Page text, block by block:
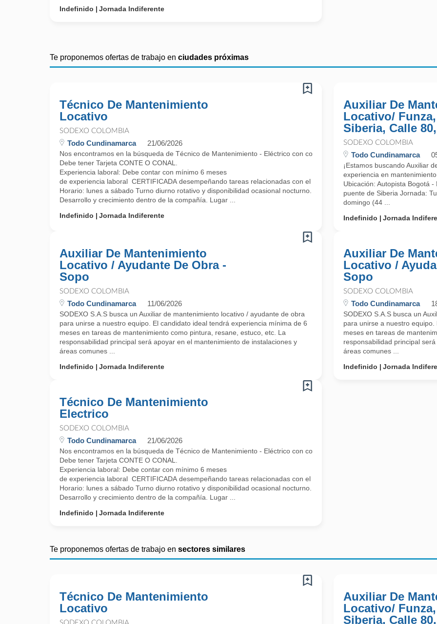
Indefinido
Jornada Indiferente
Te proponemos ofertas de trabajo en ciudades próximas
Técnico De Mantenimiento
Locativo
SODEXO COLOMBIA
Todo Cundinamarca 21/06/2026
Nos encontramos en la búsqueda de Técnico de Mantenimiento - Eléctrico con conocimiento los arreglos locativos.
Debe tener Tarjeta CONTE O CONAL.
Experiencia laboral: Debe contar con mínimo 6 meses
de experiencia laboral CERTIFICADA desempeñando tareas relacionadas con el cargo Electrico y locativo (cableado
Horario: lunes a sábado Turno diurno rotativo y disponibilidad ocasional nocturno.
Desarrollo y crecimiento dentro de la compañía. Lugar ...
Indefinido
Jornada Indiferente
Auxiliar De
Locativo/
Siberia, Calle
SODEXO COLOMBIA
Todo Cundinamarca
¡Estamos buscando Auxiliar
experiencia en
Ubicación: Autopista Bogotá
puente de Siberia Jornada:
domingo (44 ...
Indefinido
Jornada
Auxiliar De Mantenimiento
Locativo / Ayudante De Obra -
Sopo
SODEXO COLOMBIA
Todo Cundinamarca 11/06/2026
SODEXO S.A.S busca un Auxiliar de mantenimiento locativo / ayudante de obra
para unirse a nuestro equipo. El candidato ideal tendrá experiencia mínima de 6
meses en tareas de mantenimiento como pintura, resane, estuco, etc. La
responsabilidad principal será apoyar en el mantenimiento de instalaciones y
áreas comunes ...
Indefinido
Jornada Indiferente
Auxiliar De
Locativo /
Sopo
SODEXO COLOMBIA
Todo Cundinamarca
SODEXO S.A.S busca un
para unirse a nuestro
meses en tareas de
responsabilidad principal
áreas comunes ...
Indefinido
Jornada
Técnico De Mantenimiento
Electrico
SODEXO COLOMBIA
Todo Cundinamarca 21/06/2026
Nos encontramos en la búsqueda de Técnico de Mantenimiento - Eléctrico con conocimiento los arreglos locativos.
Debe tener Tarjeta CONTE O CONAL.
Experiencia laboral: Debe contar con mínimo 6 meses
de experiencia laboral CERTIFICADA desempeñando tareas relacionadas con el cargo Electrico y locativo (cableado
Horario: lunes a sábado Turno diurno rotativo y disponibilidad ocasional nocturno.
Desarrollo y crecimiento dentro de la compañía. Lugar ...
Indefinido
Jornada Indiferente
Te proponemos ofertas de trabajo en sectores similares
Técnico De Mantenimiento
Locativo
Auxiliar De
Locativo/
Siberia, Calle